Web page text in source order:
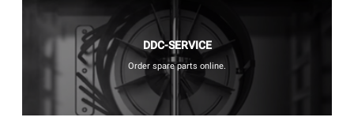
DDC-SERVICE
Order spare parts online.